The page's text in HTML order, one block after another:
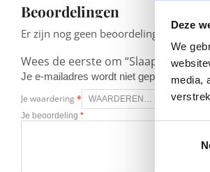
Deze
We
media,
Beoordelingen
Er zijn nog geen beoordelingen.
Wees de eerste om “Slaap-Lekker-
Je e-mailadres wordt niet gepubliceerd.
Je waardering *
Je beoordeling *